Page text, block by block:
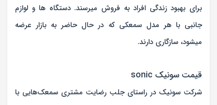
برای بهبود زندگی افراد به فروش میرسند. دستگاه ها و لوازم
جانبی با هر مدل سمعکی که در حال حاضر به بازار عرضه
میشود، سازگاری دارند.
قیمت سونیک sonic
شرکت سونیک در راستای جلب رضایت مشتری سمعک‌هایی با